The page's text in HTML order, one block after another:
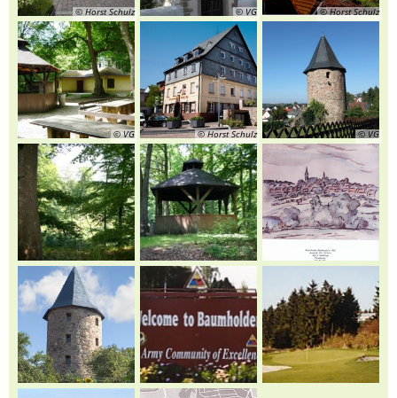
© Horst Schulz © VG © Horst Schulz
© VG © Horst Schulz © VG